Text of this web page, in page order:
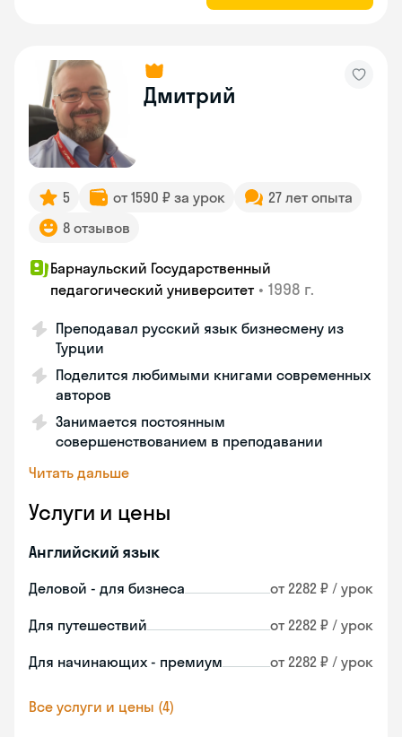
Дмитрий
5 от 1590 ₽ за урок
27 лет опыта
8 отзывов
Барнаульский Государственный
педагогический университет • 1998 г.
Преподавал русский язык бизнесмену из
Турции
Поделится любимыми книгами современных
авторов
Занимается постоянным
совершенствованием в преподавании
Читать дальше
Услуги и цены
Английский язык
Деловой - для бизнеса от 2282 ₽ / урок
Для путешествий от 2282 ₽ / урок
Для начинающих - премиум от 2282 ₽ / урок
Все услуги и цены (4)